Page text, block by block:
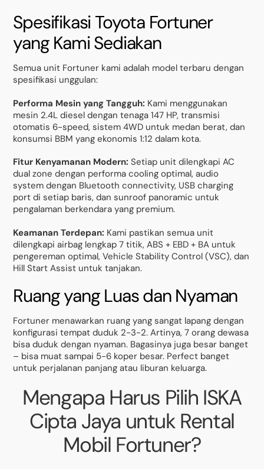
Spesifikasi Toyota Fortuner
yang Kami Sediakan
Semua unit Fortuner kami adalah model terbaru dengan
spesifikasi unggulan:
Performa Mesin yang Tangguh: Kami menggunakan
mesin 2.4L diesel dengan tenaga 147 HP, transmisi
otomatis 6-speed, sistem 4WD untuk medan berat, dan
konsumsi BBM yang ekonomis 1:12 dalam kota.
Fitur Kenyamanan Modern: Setiap unit dilengkapi AC
dual zone dengan performa cooling optimal, audio
system dengan Bluetooth connectivity, USB charging
port di setiap baris, dan sunroof panoramic untuk
pengalaman berkendara yang premium.
Keamanan Terdepan: Kami pastikan semua unit
dilengkapi airbag lengkap 7 titik, ABS + EBD + BA untuk
pengereman optimal, Vehicle Stability Control (VSC), dan
Hill Start Assist untuk tanjakan.
Ruang yang Luas dan Nyaman
Fortuner menawarkan ruang yang sangat lapang dengan
konfigurasi tempat duduk 2-3-2. Artinya, 7 orang dewasa
bisa duduk dengan nyaman. Bagasinya juga besar banget
– bisa muat sampai 5-6 koper besar. Perfect banget
untuk perjalanan panjang atau liburan keluarga.
Mengapa Harus Pilih ISKA
Cipta Jaya untuk Rental
Mobil Fortuner?